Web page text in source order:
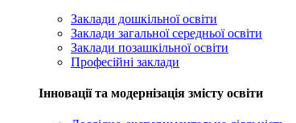
Заклади дошкільної освіти
Заклади загальної середньої освіти
Заклади позашкільної освіти
Професійні заклади
Інновації та модернізація змісту освіти